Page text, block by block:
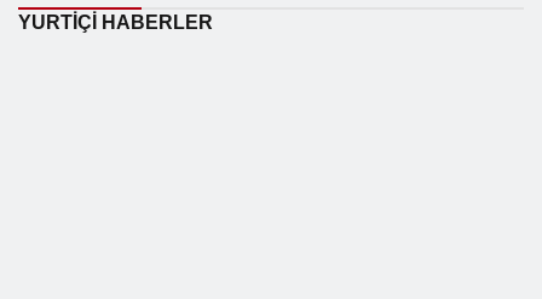
YURTIÇI HABERLER